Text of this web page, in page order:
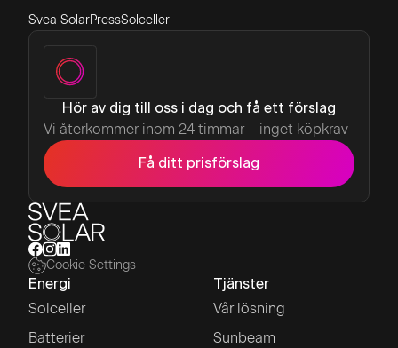
Svea SolarPressSolceller
Hör av dig till oss i dag och få ett förslag
Vi återkommer inom 24 timmar – inget köpkrav
Få ditt prisförslag
Cookie Settings
Energi
Solceller
Batterier
Tjänster
Vår lösning
Sunbeam